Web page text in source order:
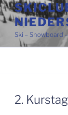
Ski – Snowboard
2. Kurstag